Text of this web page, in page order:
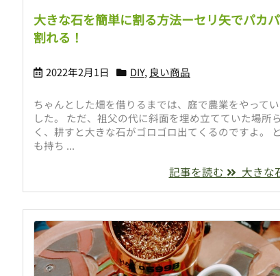
大きな石を簡単に割る方法ーセリ矢でパカ
割れる！
2022年2月1日 DIY, 良い商品
ちゃんとした畑を借りるまでは、庭で農業をやって
した。 ただ、祖父の代に斜面を埋め立てていた場所
く、耕すと大きな石がゴロゴロ出てくるのですよ。
も持ち ...
記事を読む 大きな